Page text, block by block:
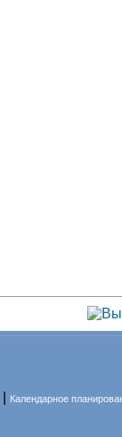
Календарное